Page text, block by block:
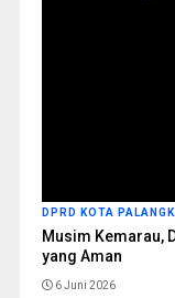
DPRD KOTA
Musim Kemarau,
yang Aman
6 Juni 2026